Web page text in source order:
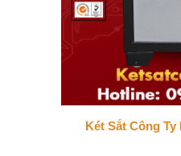
Két Sắt Công Ty